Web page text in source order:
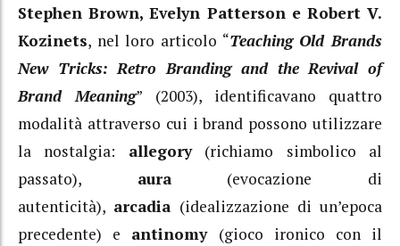
Stephen Brown, Evelyn Patterson e Robert V.
Kozinets, nel loro articolo “Teaching Old Brands
New Tricks: Retro Branding and the Revival of
Brand Meaning” (2003), identificavano quattro
modalità attraverso cui i brand possono utilizzare
la nostalgia: allegory(richiamo simbolico al
passato), aura(evocazione di
autenticità), arcadia (idealizzazione di un’epoca
precedente) e antinomy(gioco ironico con il